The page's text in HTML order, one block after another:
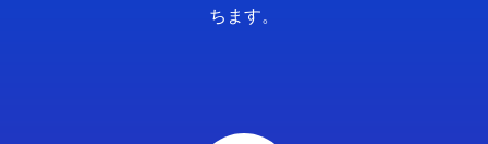
ちます。